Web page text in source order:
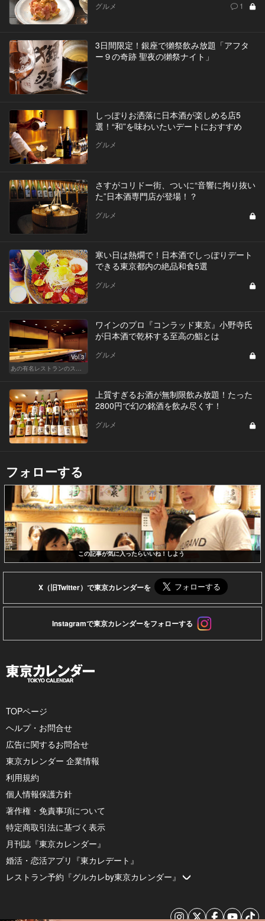
グルメ 1
3日間限定！銀座で獺祭飲み放題「アフタ
ー９の奇跡 聖夜の獺祭ナイト」
しっぽりお洒落に日本酒が楽しめる店5
選！“和”を味わいたいデートにおすすめ
グルメ
さすがコリドー街、ついに“音響に拘り抜い
た”日本酒専門店が登場！？
グルメ
寒い日は熱燗で！日本酒でしっぽりデート
できる東京都内の絶品和食5選
グルメ
Vol.3
ワインのプロ『コンラッド東京』小野寺氏
が日本酒で乾杯する至高の鮨とは
グルメ
上質すぎるお酒が無制限飲み放題！たった
2800円で幻の銘酒を飲み尽くす！
グルメ
フォローする
この記事が気に入ったらいいね！しよう
X（旧Twitter）で東京カレンダーを
Instagramで東京カレンダーをフォローする
TOPページ
ヘルプ・お問合せ
広告に関するお問合せ
東京カレンダー 企業情報
利用規約
個人情報保護方針
著作権・免責事項について
特定商取引法に基づく表示
月刊誌『東京カレンダー』
婚活・恋活アプリ『東カレデート』
レストラン予約『グルカレby東京カレンダー』